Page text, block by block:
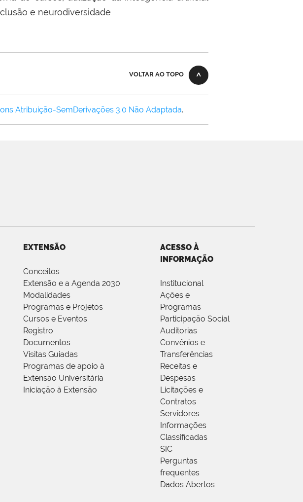
e neurodiversidade
VOLTAR AO TOPO
Atribuição-SemDerivações 3.0 Não Adaptada.
EXTENSÃO
Conceitos
Extensão e a Agenda 2030
Modalidades
Programas e Projetos
Cursos e Eventos
Registro
Documentos
Visitas Guiadas
Programas de apoio à
Extensão Universitária
Iniciação à Extensão
ACESSO À
INFORMAÇÃO
Institucional
Ações e
Programas
Participação Social
Auditorias
Convênios e
Transferências
Receitas e
Despesas
Licitações e
Contratos
Servidores
Informações
Classificadas
SIC
Perguntas
frequentes
Dados Abertos